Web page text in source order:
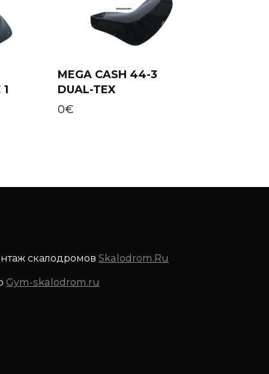
Add to cart
MEGA CASH 44-3
DUAL-TEX
0€
скалодромов Skalodrom.Ru
Gym-skalodrom.ru